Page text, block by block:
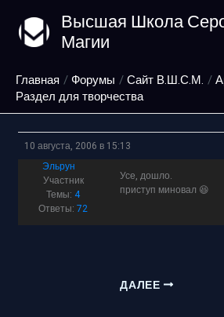
содержимому
Высшая Школа
Магии
Главная Форумы Сайт В.Ш.С.М.
Раздел для творчества
10 августа, 2006 в 15:13
Эльрун
Участник
Темы:4
Ответы:72
Усе, дошло.
приступ миновал 😆
ДАЛЕЕ